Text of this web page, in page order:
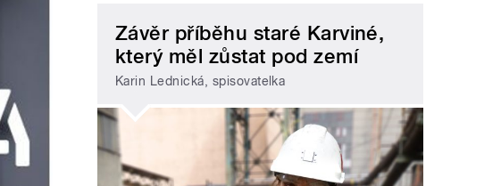
Závěr příběhu staré Karviné,
který měl zůstat pod zemí
Karin Lednická, spisovatelka